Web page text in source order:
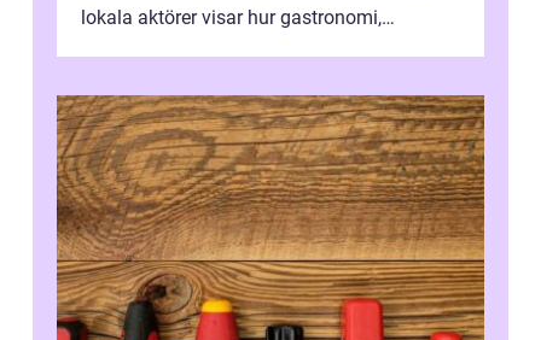
lokala aktörer visar hur gastronomi,